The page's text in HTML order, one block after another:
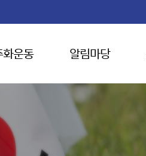
운동 알림마당